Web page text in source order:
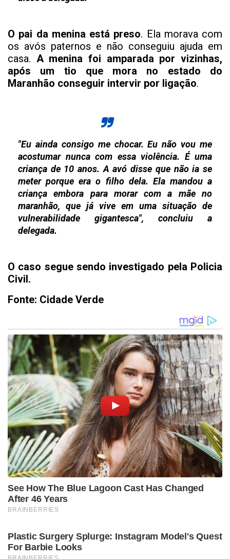
O pai da menina está preso. Ela morava com
os avós paternos e não conseguiu ajuda em
casa. A menina foi amparada por vizinhas,
após um tio que mora no estado do
Maranhão conseguir intervir por ligação.
"Eu ainda consigo me chocar. Eu não vou me
acostumar nunca com essa violência. É uma
criança de 10 anos. A avó disse que não ia se
meter porque era o filho dela. Ela mandou a
criança embora para morar com a mãe no
maranhão, que já vive em uma situação de
vulnerabilidade gigantesca", concluiu a
delegada.
O caso segue sendo investigado pela Policia
Civil.
Fonte: Cidade Verde